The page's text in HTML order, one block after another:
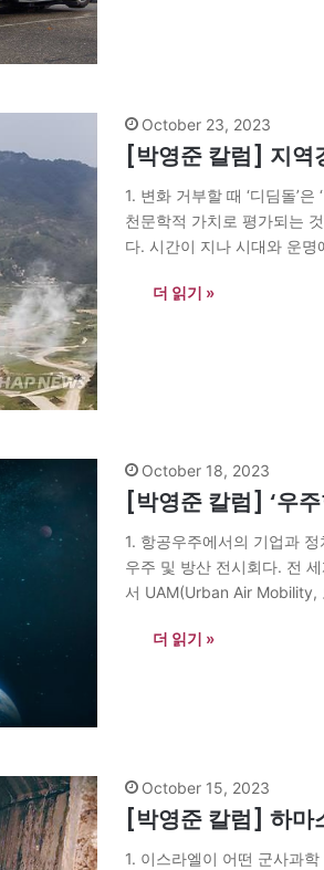
October 23, 2023
[박영준 칼럼] 지역
1. 변화 거부할 때 ‘디딤돌’
천문학적 가치로 평가되는
다. 시간이 지나 시대와 운
더 읽기 »
October 18, 2023
[박영준 칼럼] ‘우
1. 항공우주에서의 기업과
우주 및 방산 전시회다. 전
서 UAM(Urban Air Mobility,
아니라 수많은 전시에서 다
더 읽기 »
October 15, 2023
[박영준 칼럼] 하마
1. 이스라엘이 어떤 군사과